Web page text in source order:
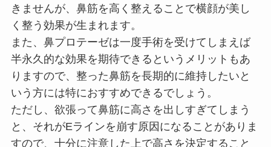
きませんが、鼻筋を高く整えることで横顔が美し
く整う効果が生まれます。
また、鼻プロテーゼは一度手術を受けてしまえば
半永久的な効果を期待できるというメリットもあ
りますので、整った鼻筋を長期的に維持したいと
いう方には特におすすめできるでしょう。
ただし、欲張って鼻筋に高さを出しすぎてしまう
と、それがEラインを崩す原因になることがありま
すので、十分に注意した上で高さを決定すること